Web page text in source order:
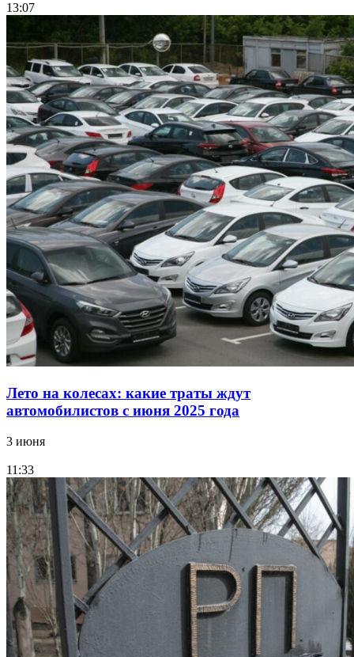
13:07
Лето на колесах: какие траты ждут
автомобилистов с июня 2025 года
3 июня
11:33